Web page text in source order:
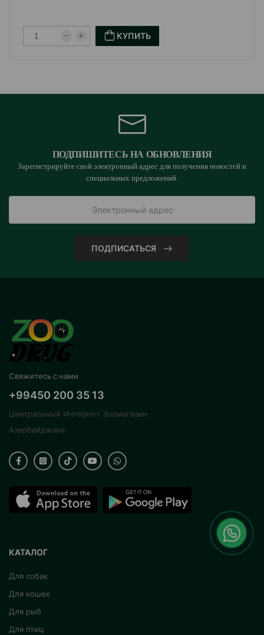
КУПИТЬ
ПОДПИШИТЕСЬ НА ОБНОВЛЕНИЯ
Зарегистрируйте свой электронный адрес для получения новостей и
специальных предложений.
ПОДПИСАТЬСЯ
Свяжитесь с нами
+99450 200 35 13
Центральный Интернет Зоомагазин
Азербайджана
КАТАЛОГ
Для собак
Для кошек
Для рыб
Для птиц